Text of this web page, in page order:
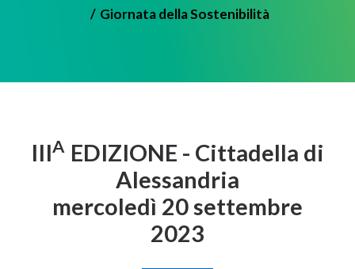
FORNITORI
Giornata della Sostenibilità
IIIA EDIZIONE - Cittadella di
Alessandria
mercoledì 20 settembre
2023